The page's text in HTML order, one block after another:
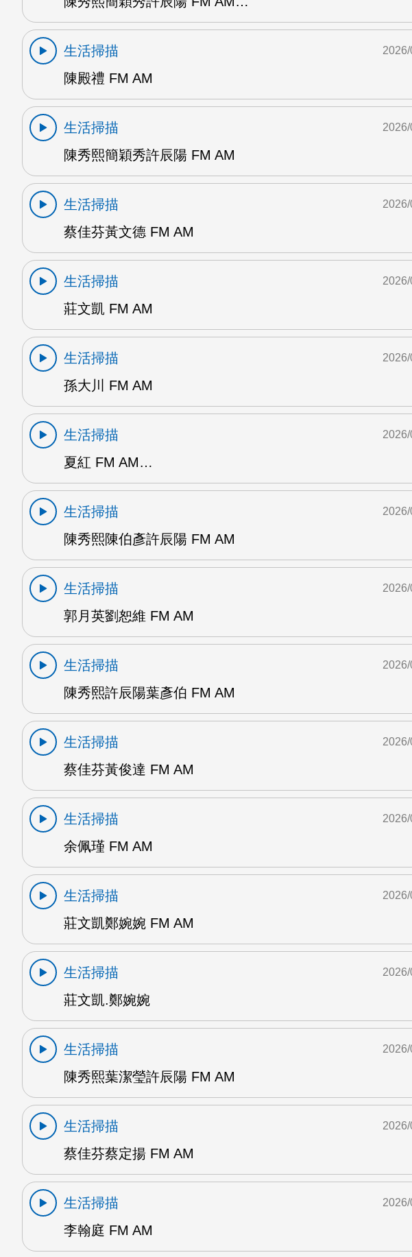
生活掃描
陳殿禮 FM AM
生活掃描
陳秀熙簡穎秀許辰陽 FM AM
生活掃描
蔡佳芬黃文德 FM AM
生活掃描
莊文凱 FM AM
生活掃描
孫大川 FM AM
生活掃描
夏紅 FM AM…
生活掃描
陳秀熙陳伯彥許辰陽 FM AM
生活掃描
郭月英劉恕維 FM AM
生活掃描
陳秀熙許辰陽葉彥伯 FM AM
生活掃描
蔡佳芬黃俊達 FM AM
生活掃描
余佩瑾 FM AM
生活掃描
莊文凱鄭婉婉 FM AM
生活掃描
莊文凱.鄭婉婉
生活掃描
陳秀熙葉潔瑩許辰陽 FM AM
生活掃描
蔡佳芬蔡定揚 FM AM
生活掃描
李翰庭 FM AM